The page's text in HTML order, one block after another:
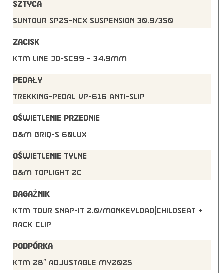
SZTYCA
Suntour SP25-NCX suspension 30.9/350
ZACISK
KTM Line JD-SC99 – 34,9mm
PEDAŁY
Trekking-Pedal VP-616 anti-slip
OŚWIETLENIE PRZEDNIE
B&M Briq-S 60Lux
OŚWIETLENIE TYLNE
B&M Toplight 2C
BAGAŻNIK
KTM tour snap-it 2.0/monkeyload|childseat +
rack clip
PODPÓRKA
KTM 28″ adjustable MY2025